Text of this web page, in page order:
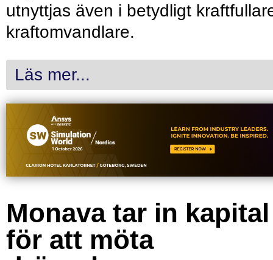
utnyttjas även i betydligt
kraftomvandlare.
Läs mer...
Monava tar in kapital
för att möta